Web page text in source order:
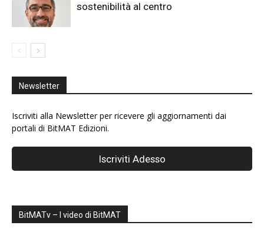
sostenibilità al centro
Newsletter
Iscriviti alla Newsletter per ricevere gli aggiornamenti dai
portali di BitMAT Edizioni.
BitMATv – I video di BitMAT